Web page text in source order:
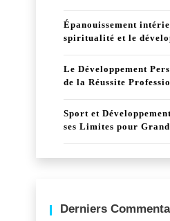
Épanouissement
spiritualité et le
Le Développement
de la Réussite
Sport et
ses Limites pour
Derniers